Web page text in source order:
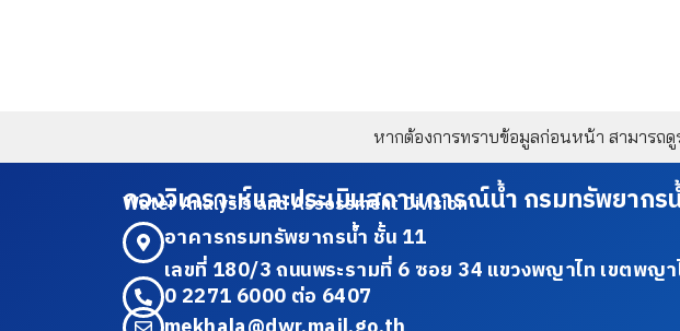
หากต้องการทราบข้อมูลก่อนหน้า สามารถดู
กองวิเคราะห์และประเมินสถานการณ์น้ำ กรมทรัพยากร
Water Analysis and Assessment Division
อาคารกรมทรัพยากรน้ำ ชั้น 11
เลขที่ 180/3 ถนนพระรามที่ 6 ซอย 34 แขวงพญาไท เขตพญ
0 2271 6000 ต่อ 6407